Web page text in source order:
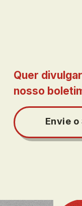
Quer
nosso
Envie o